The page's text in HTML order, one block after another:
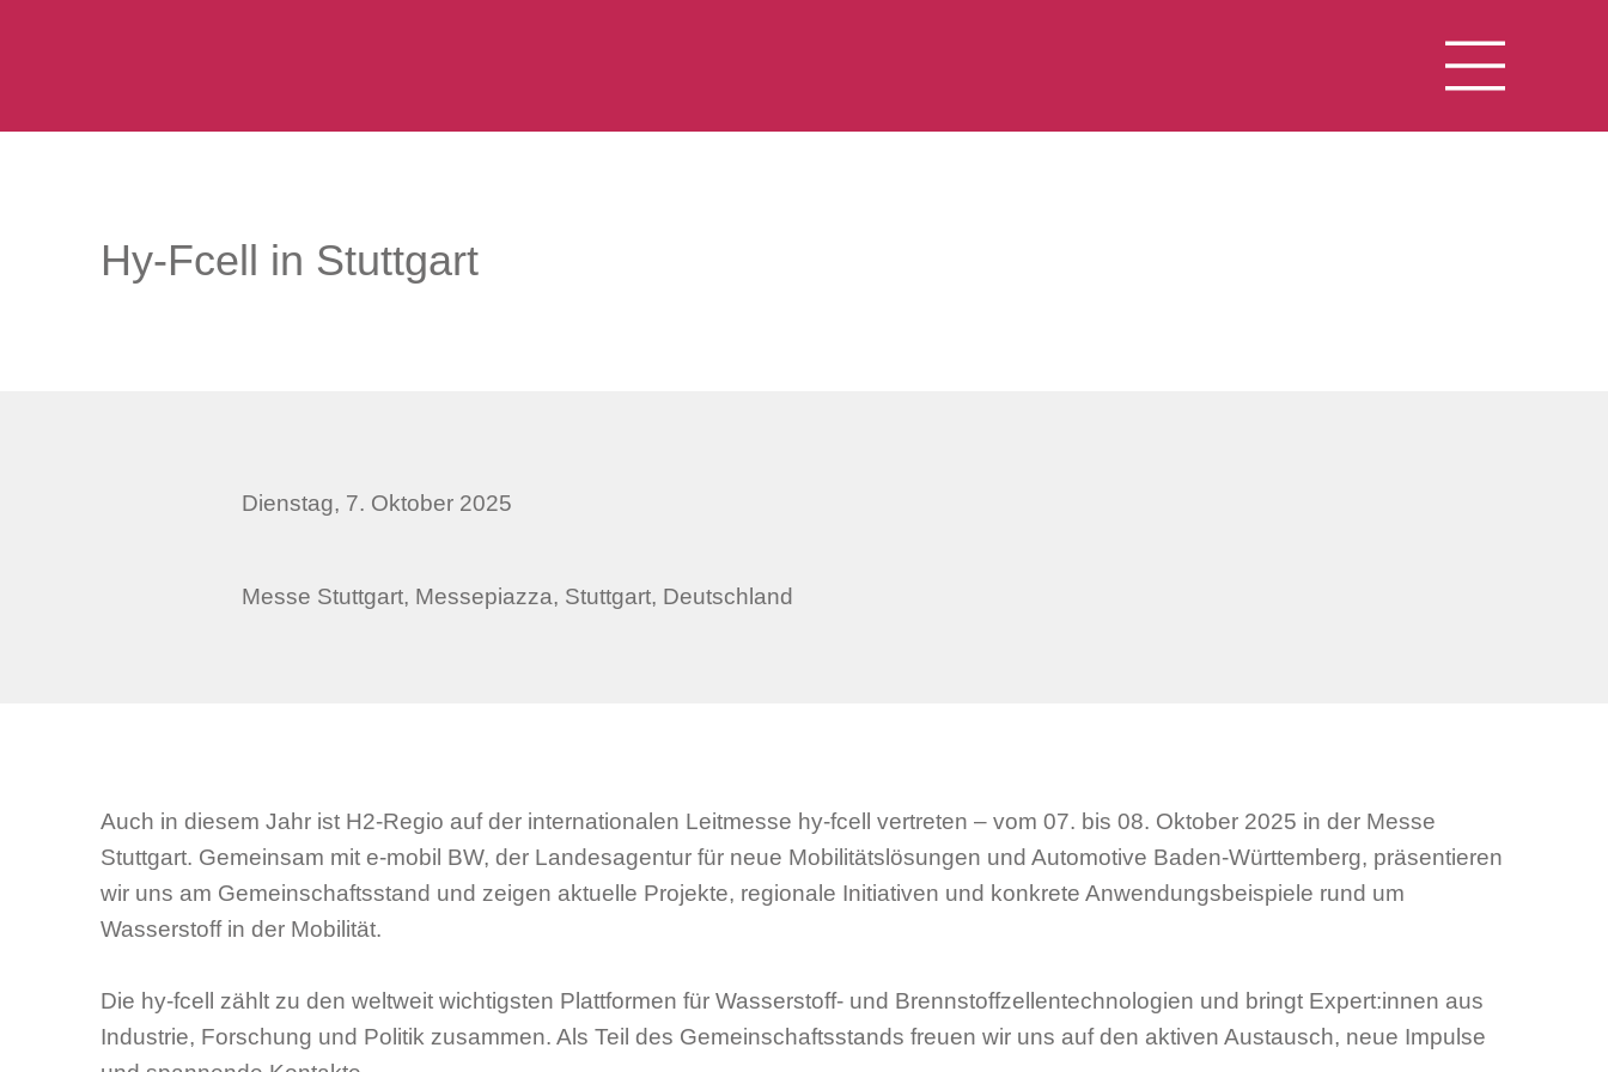
Hy-Fcell in Stuttgart
Dienstag, 7. Oktober 2025
Messe Stuttgart, Messepiazza, Stuttgart, Deutschland
Auch in diesem Jahr ist H2-Regio auf der internationalen Leitmesse hy-fcell vertreten – vom 07. bis 08. Oktober 2025 in der Messe
Stuttgart. Gemeinsam mit e-mobil BW, der Landesagentur für neue Mobilitätslösungen und Automotive Baden-Württemberg, präsentieren
wir uns am Gemeinschaftsstand und zeigen aktuelle Projekte, regionale Initiativen und konkrete Anwendungsbeispiele rund um
Wasserstoff in der Mobilität.
Die hy-fcell zählt zu den weltweit wichtigsten Plattformen für Wasserstoff- und Brennstoffzellentechnologien und bringt Expert:innen aus
Industrie, Forschung und Politik zusammen. Als Teil des Gemeinschaftsstands freuen wir uns auf den aktiven Austausch, neue Impulse